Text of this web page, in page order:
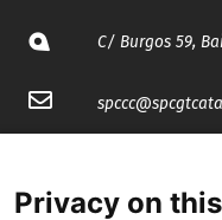
C/ Burgos 59,
spccc@
Privacy on